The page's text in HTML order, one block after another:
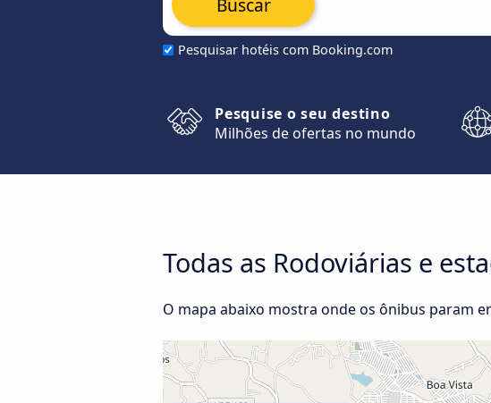
Pesquisar hotéis com Booking.com
Pesquise o seu destino
Milhões de ofertas no mundo
Todas as Rodoviárias e
O mapa abaixo mostra onde os ônibus param